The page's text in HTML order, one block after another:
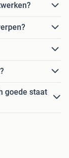
goede staat